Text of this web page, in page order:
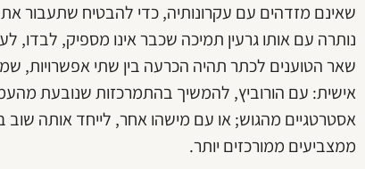
שאינם מזדהים עם עקרונותיה, כדי להבטיח שתעבור
נותרה עם אותו גרעין תמיכה שכבר אינו מספיק, לבדו,
שאר הטוענים לכתר תהיה הכרעה בין שתי אפשרויות,
אישית: עם הורוביץ, להמשיך בהתמרכזות שנובעת
אסטרטגיים מהגוש; או עם מישהו אחר, לייחד אותה
ממצביעים ממורכזים יותר.